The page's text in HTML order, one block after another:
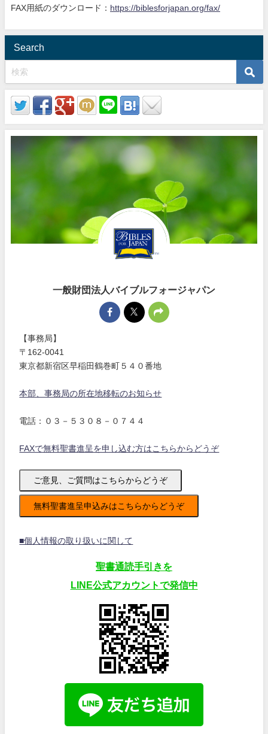
FAX用紙のダウンロード： https://biblesforjapan.org/fax/
Search
一般財団法人バイブルフォージャパン
【事務局】
〒162-0041
東京都新宿区早稲田鶴巻町５４０番地
本部、事務局の所在地移転のお知らせ
電話：０３－５３０８－０７４４
FAXで無料聖書進呈を申し込む方はこちらからどうぞ
ご意見、ご質問はこちらからどうぞ
無料聖書進呈申込みはこちらからどうぞ
■個人情報の取り扱いに関して
聖書通読手引きを
LINE公式アカウントで発信中